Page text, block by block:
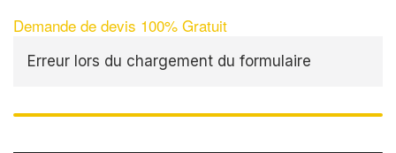
Demande de devis 100% Gratuit
Erreur lors du chargement du formulaire